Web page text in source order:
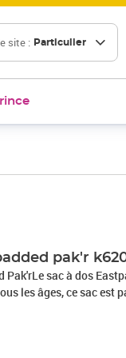
site : Particulier
pak'r
Pak'rLe sac à dos
les âges, ce sac est
utile pour les
en France ! Le plus